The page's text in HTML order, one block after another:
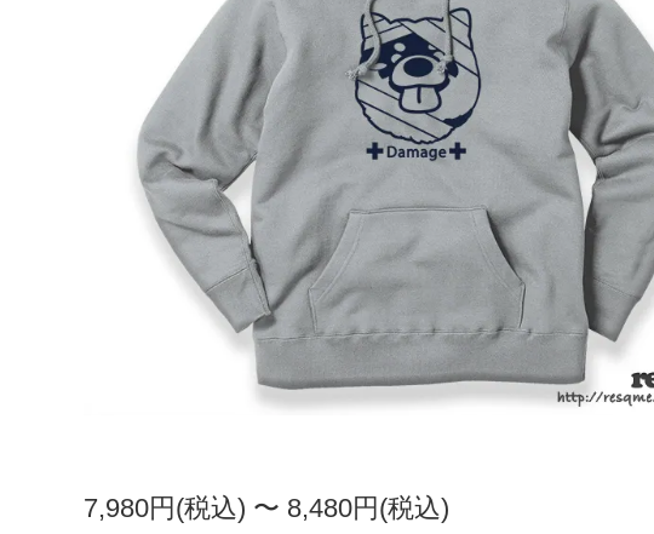
7,980円(税込) 〜 8,480円(税込)